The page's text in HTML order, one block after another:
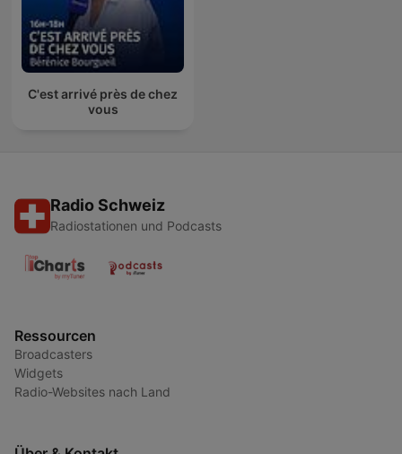
C'est arrivé près de chez
vous
Radio Schweiz
Radiostationen und Podcasts
Ressourcen
Broadcasters
Widgets
Radio-Websites nach Land